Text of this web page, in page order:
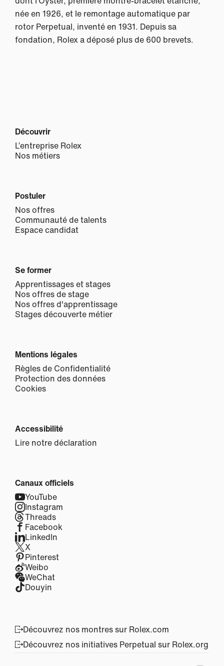
née en 1926, et le remontage automatique par
rotor Perpetual, inventé en 1931. Depuis sa
fondation, Rolex a déposé plus de 600 brevets.
Découvrir
L’entreprise Rolex
Nos métiers
Postuler
Nos offres
Communauté de talents
Espace candidat
Se former
Apprentissages et stages
Nos offres de stage
Nos offres d'apprentissage
Stages découverte métier
Mentions légales
Règles de Confidentialité
Protection des données
Cookies
Accessibilité
Lire notre déclaration
Canaux officiels
YouTube
Instagram
Threads
Facebook
LinkedIn
X
Pinterest
Weibo
WeChat
Douyin
Découvrez nos montres sur Rolex.com
Découvrez nos initiatives Perpetual sur Rolex.org